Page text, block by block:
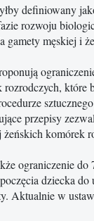
definiowany
rozwoju
gamety męskiej i
które
przepisy
komórek
ograniczenie
dziecka
Aktualnie w